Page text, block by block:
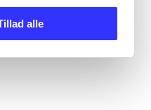
alle